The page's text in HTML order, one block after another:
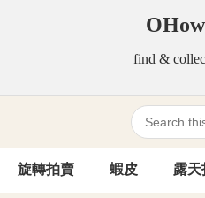
find &
旋轉拍賣 蝦皮 露天